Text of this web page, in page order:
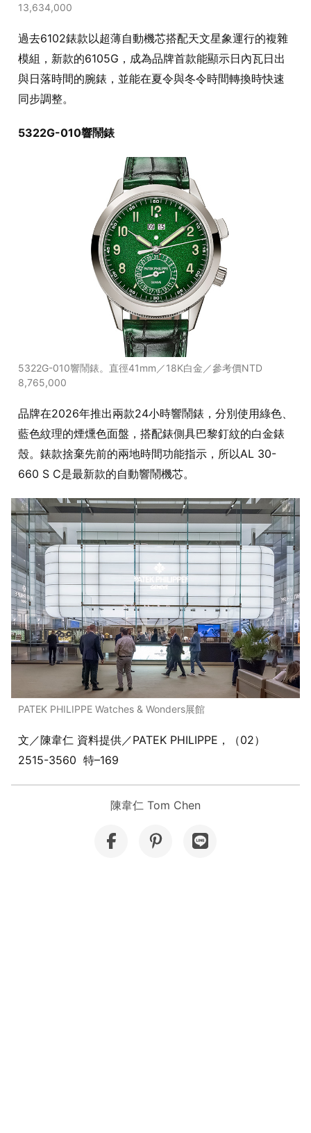
13,634,000
過去6102錶款以超薄自動機芯搭配天文星象運行的複雜
模組，新款的6105G，成為品牌首款能顯示日內瓦日出
與日落時間的腕錶，並能在夏令與冬令時間轉換時快速
同步調整。
5322G-010響鬧錶
5322G-010響鬧錶。直徑41mm／18K白金／參考價NTD
8,765,000
品牌在2026年推出兩款24小時響鬧錶，分別使用綠色、
藍色紋理的煙燻色面盤，搭配錶側具巴黎釘紋的白金錶
殼。錶款捨棄先前的兩地時間功能指示，所以AL 30-
660 S C是最新款的自動響鬧機芯。
PATEK PHILIPPE Watches & Wonders展館
文／陳韋仁 資料提供／PATEK PHILIPPE，（02）
2515-3560 特–169
陳韋仁 Tom Chen